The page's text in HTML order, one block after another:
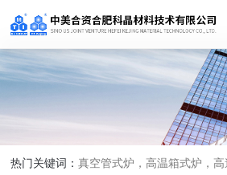
热门关键词：真空管式炉，高温箱式炉，